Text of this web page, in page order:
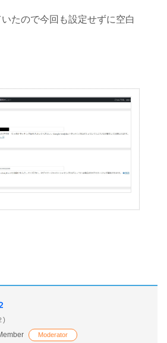
たので今回も設定せずに空白
Moderator